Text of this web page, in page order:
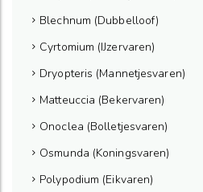
Blechnum (Dubbelloof)
Cyrtomium (IJzervaren)
Dryopteris (Mannetjesvaren)
Matteuccia (Bekervaren)
Onoclea (Bolletjesvaren)
Osmunda (Koningsvaren)
Polypodium (Eikvaren)